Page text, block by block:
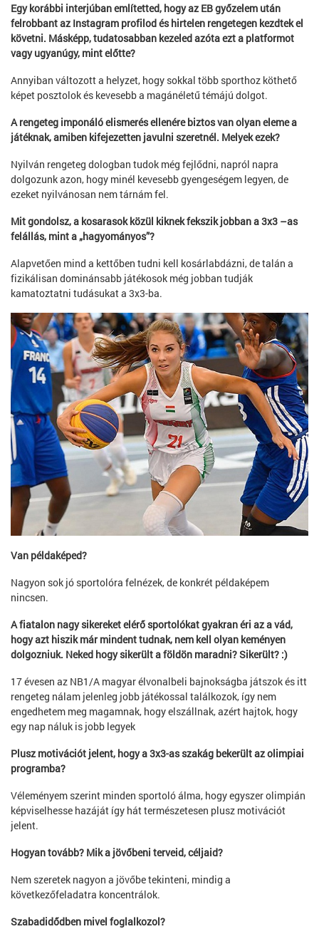
Egy korábbi interjúban említetted, hogy az EB győzelem után
felrobbant az Instagram profilod és hirtelen rengetegen kezdtek el
követni. Másképp, tudatosabban kezeled azóta ezt a platformot
vagy ugyanúgy, mint előtte?
Annyiban változott a helyzet, hogy sokkal több sporthoz köthető
képet posztolok és kevesebb a magánéletű témájú dolgot.
A rengeteg imponáló elismerés ellenére biztos van olyan eleme a
játéknak, amiben kifejezetten javulni szeretnél. Melyek ezek?
Nyilván rengeteg dologban tudok még fejlődni, napról napra
dolgozunk azon, hogy minél kevesebb gyengeségem legyen, de
ezeket nyilvánosan nem tárnám fel.
Mit gondolsz, a kosarasok közül kiknek fekszik jobban a 3x3 –as
felállás, mint a „hagyományos”?
Alapvetően mind a kettőben tudni kell kosárlabdázni, de talán a
fizikálisan dominánsabb játékosok még jobban tudják
kamatoztatni tudásukat a 3x3-ba.
Van példaképed?
Nagyon sok jó sportolóra felnézek, de konkrét példaképem
nincsen.
A fiatalon nagy sikereket elérő sportolókat gyakran éri az a vád,
hogy azt hiszik már mindent tudnak, nem kell olyan keményen
dolgozniuk. Neked hogy sikerült a földön maradni? Sikerült? :)
17 évesen az NB1/A magyar élvonalbeli bajnokságba játszok és itt
rengeteg nálam jelenleg jobb játékossal találkozok, így nem
engedhetem meg magamnak, hogy elszállnak, azért hajtok, hogy
egy nap náluk is jobb legyek
Plusz motivációt jelent, hogy a 3x3-as szakág bekerült az olimpiai
programba?
Véleményem szerint minden sportoló álma, hogy egyszer olimpián
képviselhesse hazáját így hát természetesen plusz motivációt
jelent.
Hogyan tovább? Mik a jövőbeni terveid, céljaid?
Nem szeretek nagyon a jövőbe tekinteni, mindig a
következőfeladatra koncentrálok.
Szabadidődben mivel foglalkozol?